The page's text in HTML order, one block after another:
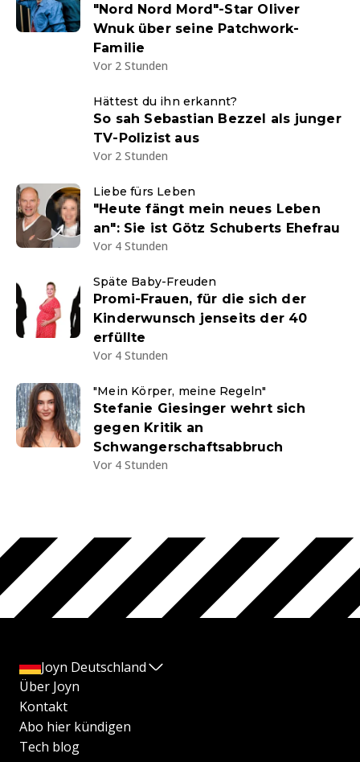
"Nord Nord Mord"-Star Oliver
Wnuk über seine Patchwork-
Familie
Vor 2 Stunden
Hättest du ihn erkannt?
So sah Sebastian Bezzel als junger
TV-Polizist aus
Vor 2 Stunden
Liebe fürs Leben
"Heute fängt mein neues Leben
an": Sie ist Götz Schuberts Ehefrau
Vor 4 Stunden
Späte Baby-Freuden
Promi-Frauen, für die sich der
Kinderwunsch jenseits der 40
erfüllte
Vor 4 Stunden
"Mein Körper, meine Regeln"
Stefanie Giesinger wehrt sich
gegen Kritik an
Schwangerschaftsabbruch
Vor 4 Stunden
Joyn Deutschland
Über Joyn
Kontakt
Abo hier kündigen
Tech blog